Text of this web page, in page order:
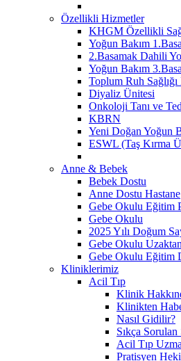
Özellikli Hizmetler
KHGM Özellikli
Yoğun Bakım
2.Basamak Dahili
Yoğun Bakım
Toplum Ruh
Diyaliz Ünitesi
Onkoloji Tanı ve
KBRN
Yeni Doğan Yoğun
ESWL (Taş Kırma
Anne & Bebek
Bebek Dostu
Anne Dostu Hastane
Gebe Okulu Eğitim
Gebe Okulu
2025 Yılı Doğum
Gebe Okulu
Gebe Okulu Eğitim
Kliniklerimiz
Acil Tıp
Klinik
Klinikten
Nasıl Gidilir?
Sıkça
Acil Tıp
Pratisyen